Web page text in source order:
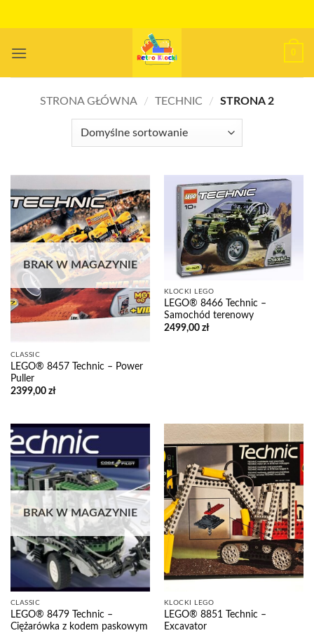
0
STRONA GŁÓWNA / TECHNIC / STRONA 2
BRAK W MAGAZYNIE
CLASSIC
LEGO® 8457 Technic – Power
Puller
2399,00 zł
KLOCKI LEGO
LEGO® 8466 Technic –
Samochód terenowy
2499,00 zł
BRAK W MAGAZYNIE
CLASSIC
LEGO® 8479 Technic –
Ciężarówka z kodem paskowym
KLOCKI LEGO
LEGO® 8851 Technic –
Excavator